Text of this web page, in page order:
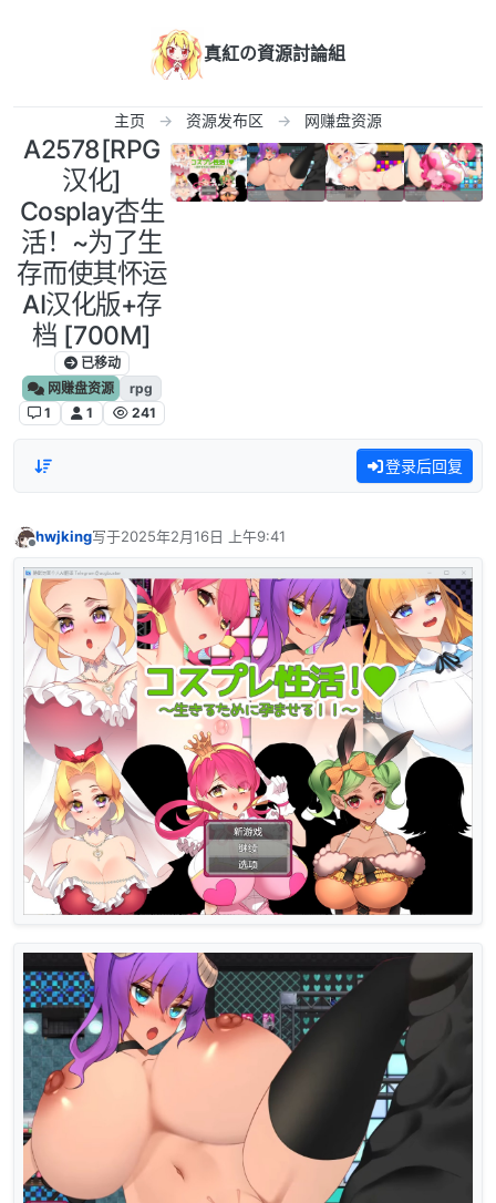
真紅の資源討論組
主页 资源发布区 网赚盘资源
A2578[RPG
汉化]
Cosplay杏生
活！~为了生
存而使其怀运
AI汉化版+存
档 [700M]
已移动
网赚盘资源
rpg
1
1 241
登录后回复
离线
hwjking写于2025年2月16日 上午9:41
最后由 编辑